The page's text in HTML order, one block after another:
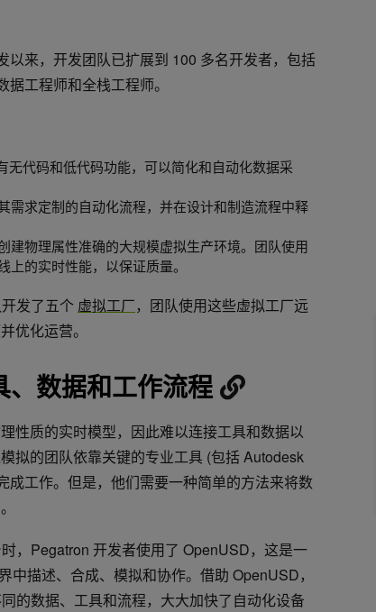
以来，开发团队已扩展到 100 多名开发者，包括
工程师和全栈工程师。
无代码和低代码功能，可以简化和自动化数据采
需求定制的自动化流程，并在设计和制造流程中释
建物理属性准确的大规模虚拟生产环境。团队使用
的实时性能，以保证质量。
发了五个 虚拟工厂，团队使用这些虚拟工厂远
优化运营。
数据和工作流程
性质的实时模型，因此难以连接工具和数据以
拟的团队依靠关键的专业工具 (包括 Autodesk
工作。但是，他们需要一种简单的方法来将数
，Pegatron 开发者使用了 OpenUSD，这是一
描述、合成、模拟和协作。借助 OpenUSD，
的数据、工具和流程，大大加快了自动化设备